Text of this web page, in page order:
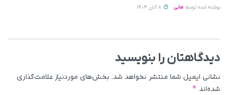
نوشته شده توسط مانی
دیدگاهتان را بنویسید
نشانی ایمیل شما منتشر نخواهد شد. بخش‌های موردنیاز علامت‌گذاری
شده‌اند *